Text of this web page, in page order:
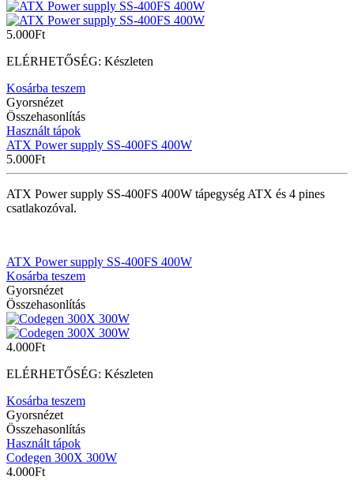
5.000Ft
ELÉRHETŐSÉG: Készleten
Kosárba teszem
Gyorsnézet
Összehasonlítás
Használt tápok
ATX Power supply SS-400FS 400W
5.000Ft
ATX Power supply SS-400FS 400W tápegység ATX és 4 pines
csatlakozóval.
ATX Power supply SS-400FS 400W
Kosárba teszem
Gyorsnézet
Összehasonlítás
4.000Ft
ELÉRHETŐSÉG: Készleten
Kosárba teszem
Gyorsnézet
Összehasonlítás
Használt tápok
Codegen 300X 300W
4.000Ft